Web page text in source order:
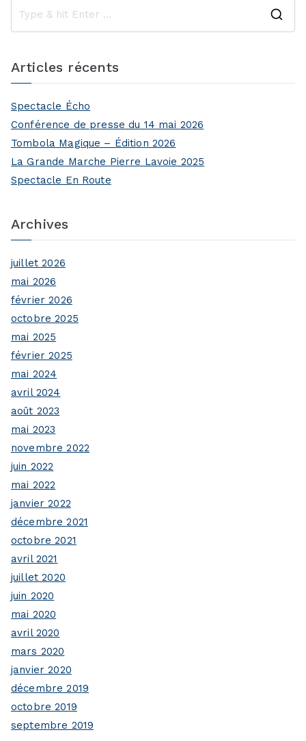
Articles récents
Spectacle Écho
Conférence de presse du 14 mai 2026
Tombola Magique – Édition 2026
La Grande Marche Pierre Lavoie 2025
Spectacle En Route
Archives
juillet 2026
mai 2026
février 2026
octobre 2025
mai 2025
février 2025
mai 2024
avril 2024
août 2023
mai 2023
novembre 2022
juin 2022
mai 2022
janvier 2022
décembre 2021
octobre 2021
avril 2021
juillet 2020
juin 2020
mai 2020
avril 2020
mars 2020
janvier 2020
décembre 2019
octobre 2019
septembre 2019